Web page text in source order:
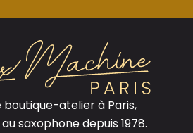
boutique-atelier à Paris,
saxophone depuis 1978.